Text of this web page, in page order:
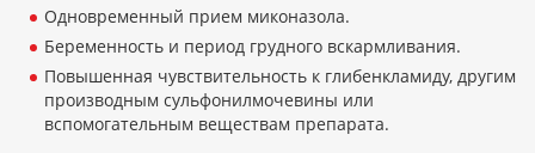
Одновременный прием миконазола.
Беременность и период грудного вскармливания.
Повышенная чувствительность к глибенкламиду, другим
производным сульфонилмочевины или
вспомогательным веществам препарата.